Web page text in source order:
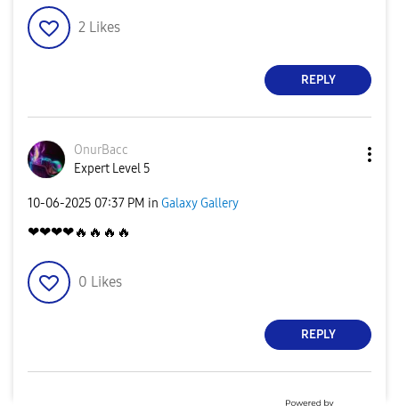
2 Likes
REPLY
OnurBacc
Expert Level 5
‎10-06-2025 07:37 PM in Galaxy Gallery
❤❤❤❤🔥 🔥 🔥 🔥
0 Likes
REPLY